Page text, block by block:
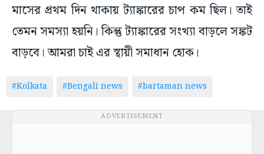
মাসের প্রথম দিন থাকায় ট্যাঙ্কারের চাপ কম ছিল। তাই
তেমন সমস্যা হয়নি। কিন্তু ট্যাঙ্কারের সংখ্যা বাড়লে সঙ্কট
বাড়বে। আমরা চাই এর স্থায়ী সমাধান হোক।
#Kolkata #Bengali news #bartaman news
ADVERTISEMENT